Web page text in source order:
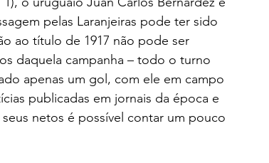
pelas Laranjeiras pode ter sido
ao título de 1917 não pode ser
daquela campanha – todo o turno
apenas um gol, com ele em campo
publicadas em jornais da época e
netos é possível contar um pouco